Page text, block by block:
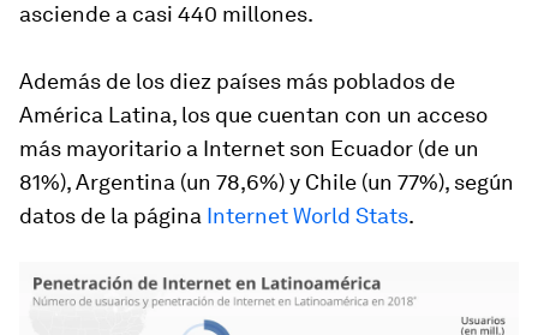
asciende a casi 440 millones.
Además de los diez países más poblados de
América Latina, los que cuentan con un acceso
más mayoritario a Internet son Ecuador (de un
81%), Argentina (un 78,6%) y Chile (un 77%), según
datos de la página Internet World Stats.